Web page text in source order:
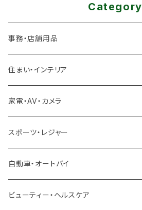
Category
事務・店舗用品
厨房機器
冷凍ユニット
製氷機
住まい・インテリア
足場
雪対策
除雪機
家電・AV・カメラ
スポーツ・レジャー
自動車・オートバイ
クロスバイク ロードバイク
ビューティー・ヘルスケア